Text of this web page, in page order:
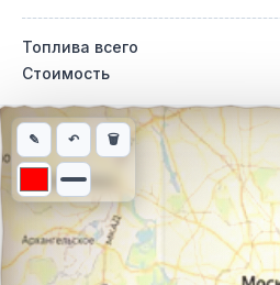
Топлива всего
Стоимость
Интерактивная карта
✎ ↶ 🗑